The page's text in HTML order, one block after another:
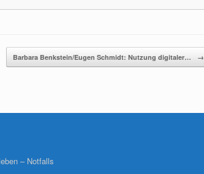
Barbara Benkstein/Eugen Schmidt: Nutzung digitaler… →
– Notfalls